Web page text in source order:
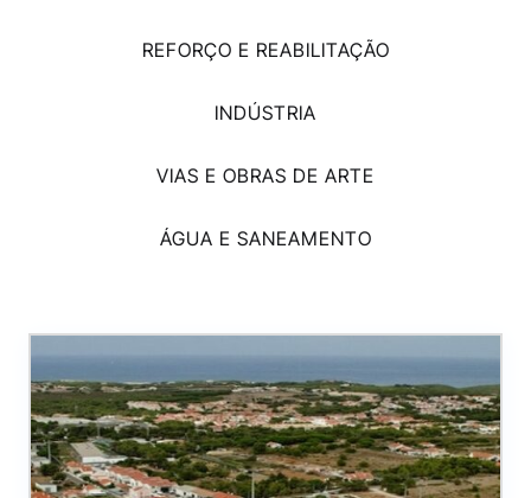
REFORÇO E REABILITAÇÃO
INDÚSTRIA
VIAS E OBRAS DE ARTE
ÁGUA E SANEAMENTO